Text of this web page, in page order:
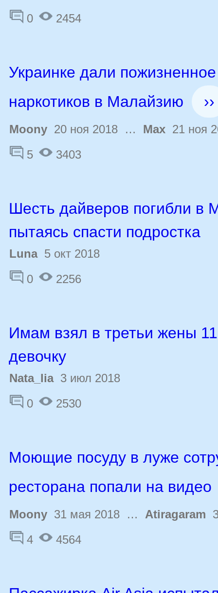
0
2454
Украинке дали
наркотиков в Малайзию
››
Moony 20 ноя 2018 … Max 21 ноя
5
3403
Шесть дайверов погибли в
пытаясь спасти подростка
Luna5 окт 2018
0
2256
Имам взял в третьи жены
девочку
Nata_lia3 июл 2018
0
2530
Моющие посуду в луже
ресторана попали на видео
Moony 31 мая 2018 … Atiragaram
4
4564